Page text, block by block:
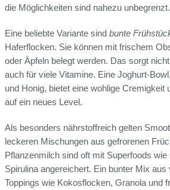
die Möglichkeiten sind nahezu unbegrenzt.
Eine beliebte Variante sind bunte
Haferflocken. Sie können mit frischem
oder Äpfeln belegt werden. Das sorgt
auch für viele Vitamine. Eine Joghurt-
und Honig, bietet eine wohlige Cremigkeit
auf ein neues Level.
Als besonders nährstoffreich gelten
leckeren Mischungen aus gefrorenen
Pflanzenmilch sind oft mit Superfoods
Spirulina angereichert. Ein bunter Mix aus
Toppings wie Kokosflocken, Granola und